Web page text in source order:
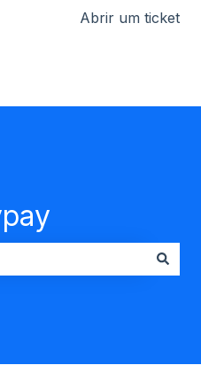
submenu para
Abrir um ticket